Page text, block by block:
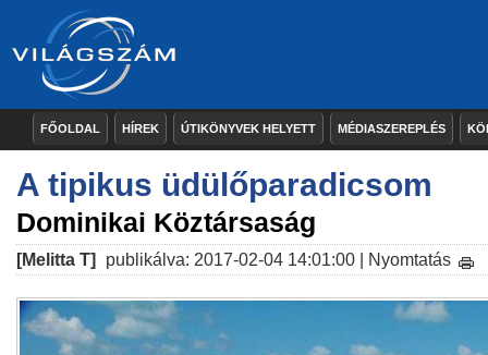
FŐOLDAL HÍREK ÚTIKÖNYVEK HELYETT MÉDIASZEREPLÉS
A tipikus üdülőparadicsom
Dominikai Köztársaság
[Melitta T] publikálva: 2017-02-04 14:01:00 | Nyomtatás